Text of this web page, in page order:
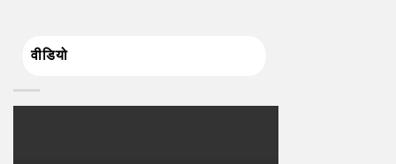
वीडियो